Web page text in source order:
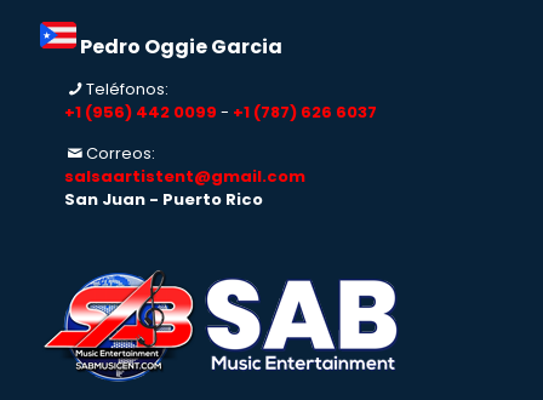
Pedro Oggie Garcia
Teléfonos:
+1 (956) 442 0099 - +1 (787) 626 6037
Correos:
salsaartistent@gmail.com
San Juan - Puerto Rico